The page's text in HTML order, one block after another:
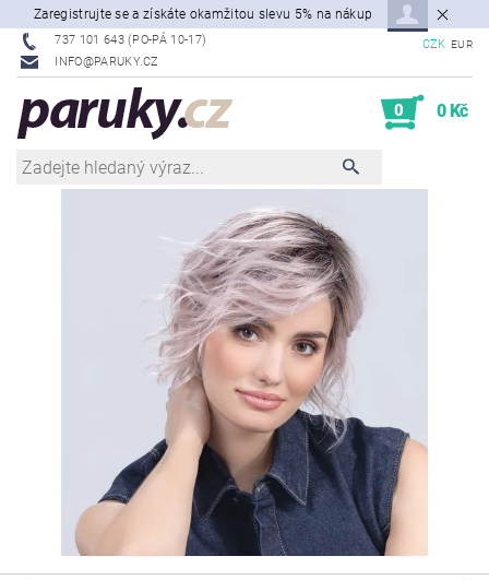
Zaregistrujte se a získáte okamžitou slevu 5% na nákup
737 101 643 (PO-PÁ 10-17)
INFO@PARUKY.CZ
CZK EUR
0 0 Kč